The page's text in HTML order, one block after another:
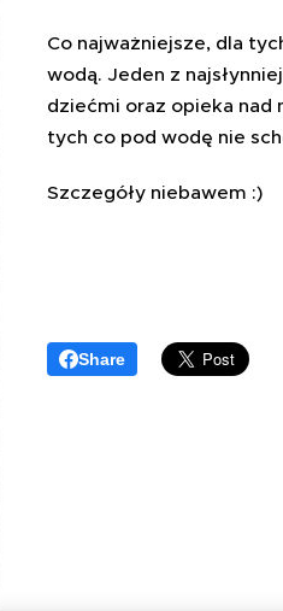
Co najważniejsze, dla
wodą. Jeden z
dziećmi oraz opieka nad
tych co pod wodę nie
Szczegóły niebawem :)
Share